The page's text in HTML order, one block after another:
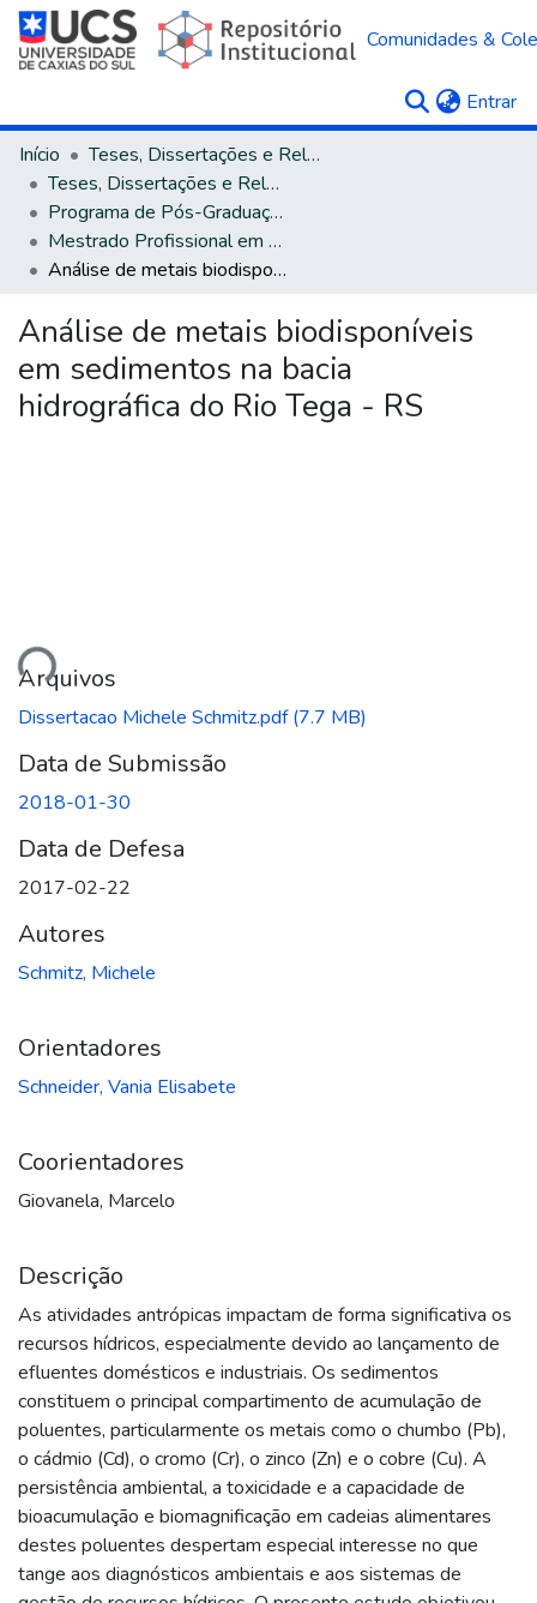
Comunidades &
Entrar
Início
Teses, Dissertações e Relatórios
Teses, Dissertações e Relatórios defendidos na UCS
Programa de Pós-Graduação em Engenharia e Ciências Ambientais
Mestrado Profissional em Engenharia e Ciências Ambientais
Análise de metais biodisponíveis em sedimentos na bacia hidrográfica do Rio Tega - RS
Análise de metais biodisponíveis
em sedimentos na bacia
hidrográfica do Rio Tega - RS
Carregando...
Arquivos
Dissertacao Michele Schmitz.pdf(7.7 MB)
Data de Submissão
2018-01-30
Data de Defesa
2017-02-22
Autores
Schmitz, Michele
Orientadores
Schneider, Vania Elisabete
Coorientadores
Giovanela, Marcelo
Descrição
As atividades antrópicas impactam de forma significativa os
recursos hídricos, especialmente devido ao lançamento de
efluentes domésticos e industriais. Os sedimentos
constituem o principal compartimento de acumulação de
poluentes, particularmente os metais como o chumbo (Pb),
o cádmio (Cd), o cromo (Cr), o zinco (Zn) e o cobre (Cu). A
persistência ambiental, a toxicidade e a capacidade de
bioacumulação e biomagnificação em cadeias alimentares
destes poluentes despertam especial interesse no que
tange aos diagnósticos ambientais e aos sistemas de